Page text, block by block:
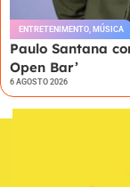
ENTRETENIMENTO, MÚSICA
Paulo Santana
Open Bar’
6 AGOSTO 2026